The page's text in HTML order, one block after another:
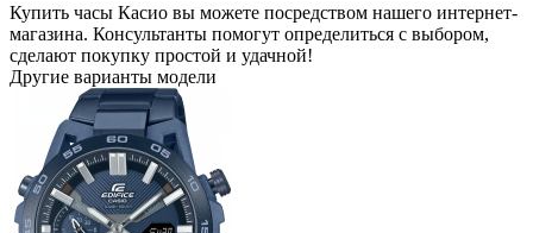
Купить часы Касио вы можете посредством нашего интернет-
магазина. Консультанты помогут определиться с выбором,
сделают покупку простой и удачной!
Другие варианты модели